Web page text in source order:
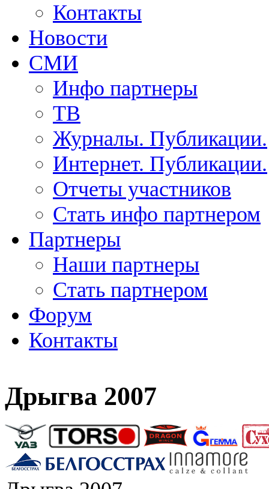
Контакты
Новости
СМИ
Инфо партнеры
ТВ
Журналы. Публикации.
Интернет. Публикации.
Отчеты участников
Стать инфо партнером
Партнеры
Наши партнеры
Стать партнером
Форум
Контакты
Дрыгва 2007